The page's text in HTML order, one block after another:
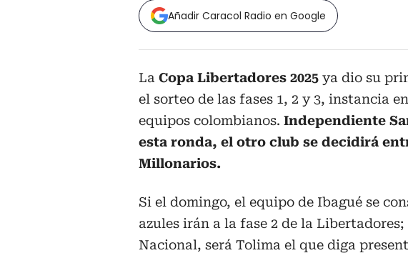
Añadir Caracol Radio en Google
La Copa Libertadores 2025 ya dio su
el sorteo de las fases 1, 2 y 3, instancia
equipos colombianos. Independiente
esta ronda, el otro club se decidirá
Millonarios.
Si el domingo, el equipo de Ibagué se
azules irán a la fase 2 de la
Nacional, será Tolima el que diga